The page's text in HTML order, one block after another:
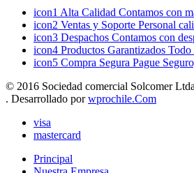
icon1 Alta Calidad Contamos con
icon2 Ventas y Soporte Personal
icon3 Despachos Contamos con
icon4 Productos Garantizados Todo
icon5 Compra Segura Pague
© 2016 Sociedad comercial Solcomer
. Desarrollado porwprochile.Com
visa
mastercard
Principal